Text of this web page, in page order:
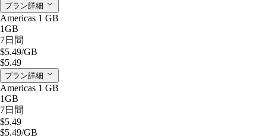
プラン詳細
Americas 1 GB
1GB
7日間
$5.49/GB
$5.49
プラン詳細
Americas 1 GB
1GB
7日間
$5.49
$5.49/GB